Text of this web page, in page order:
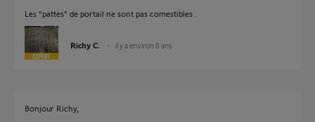
Les "pattes" de portail ne sont pas comestibles .
Richy C. il y a environ 8 ans
Bonjour Richy,